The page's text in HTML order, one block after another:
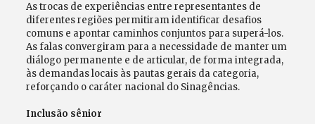
As trocas de experiências entre representantes de
diferentes regiões permitiram identificar desafios
comuns e apontar caminhos conjuntos para superá-los.
As falas convergiram para a necessidade de manter um
diálogo permanente e de articular, de forma integrada,
às demandas locais às pautas gerais da categoria,
reforçando o caráter nacional do Sinagências.
Inclusão sênior